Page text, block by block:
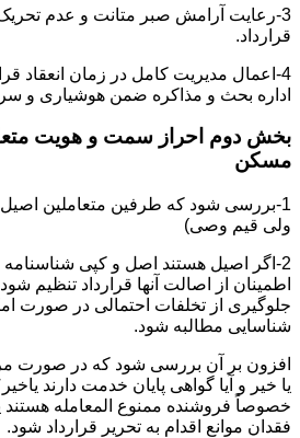
3-رعایت آرامش صبر متانت و عدم
قرارداد.
4-اعمال مدیریت کامل در زمان انعقاد
اداره بحث و مذاکره ضمن هوشیاری و
بخش دوم احراز سمت و هویت
مسکن
1-بررسی شود که طرفین متعاملین اصیل
ولی قیم وصی)
2-اگر اصیل هستند اصل و کپی
اطمینان از اصالت آنها قرارداد تنظیم
جلوگیری از تخلفات احتمالی در صورت
شناسایی مطالبه شود.
افزون بر آن بررسی شود که در صورت
یا خیر و آیا گواهی پایان خدمت دارند
خصوصاً فروشنده ممنوع المعامله
فقدان موانع اقدام به تحریر قرارداد شود.